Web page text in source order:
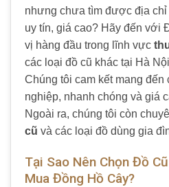
nhưng chưa tìm được địa chỉ
uy tín, giá cao? Hãy đến với
vị hàng đầu trong lĩnh vực
các loại đồ cũ khác tại Hà
Chúng tôi cam kết mang đến
nghiệp, nhanh chóng và giá
Ngoài ra, chúng tôi còn
cũ và các loại đồ dùng gia
Tại Sao Nên Chọn Đồ
Mua Đồng Hồ Cây?